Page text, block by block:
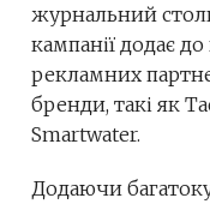
журнальний
кампанії додає
рекламних
бренди, такі як
Smartwater.
Додаючи